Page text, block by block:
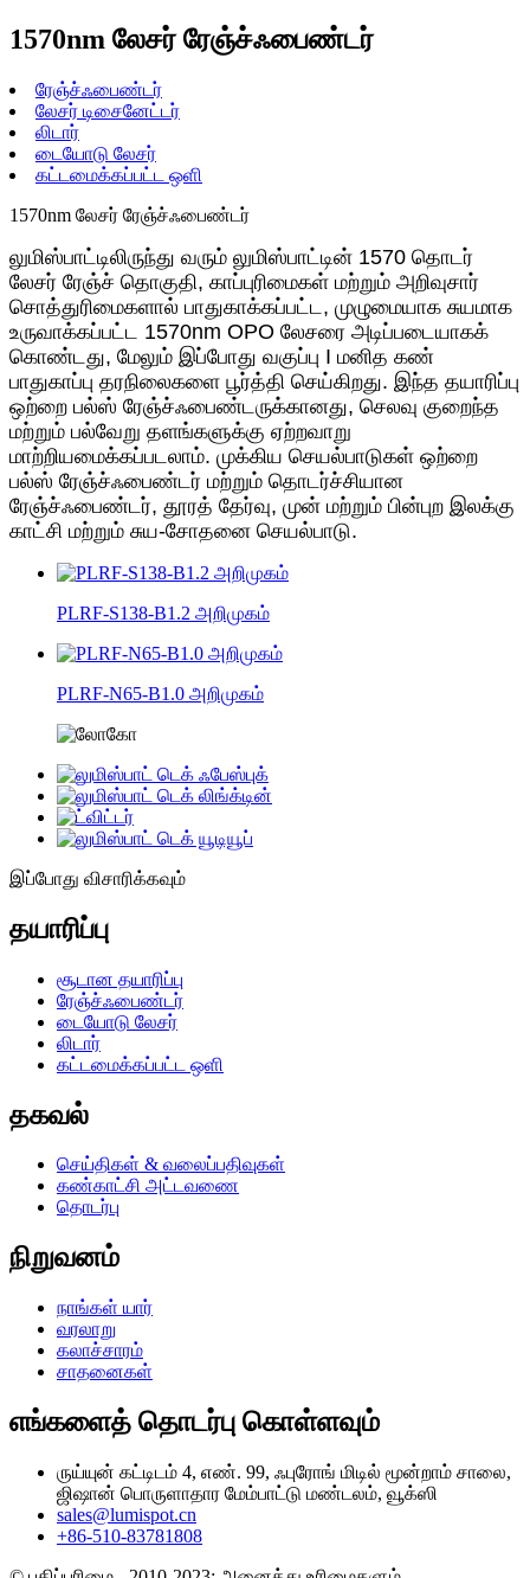
1570nm லேசர் ரேஞ்ச்ஃபைண்டர்
ரேஞ்ச்ஃபைண்டர்
லேசர் டிசைனேட்டர்
லிடார்
டையோடு லேசர்
கட்டமைக்கப்பட்ட ஒளி
1570nm லேசர் ரேஞ்ச்ஃபைண்டர்
லுமிஸ்பாட்டிலிருந்து வரும் லுமிஸ்பாட்டின் 1570 தொடர்
லேசர் ரேஞ்ச் தொகுதி, காப்புரிமைகள் மற்றும் அறிவுசார்
சொத்துரிமைகளால் பாதுகாக்கப்பட்ட, முழுமையாக சுயமாக
உருவாக்கப்பட்ட 1570nm OPO லேசரை அடிப்படையாகக்
கொண்டது, மேலும் இப்போது வகுப்பு I மனித கண்
பாதுகாப்பு தரநிலைகளை பூர்த்தி செய்கிறது. இந்த தயாரிப்பு
ஒற்றை பல்ஸ் ரேஞ்ச்ஃபைண்டருக்கானது, செலவு குறைந்த
மற்றும் பல்வேறு தளங்களுக்கு ஏற்றவாறு
மாற்றியமைக்கப்படலாம். முக்கிய செயல்பாடுகள் ஒற்றை
பல்ஸ் ரேஞ்ச்ஃபைண்டர் மற்றும் தொடர்ச்சியான
ரேஞ்ச்ஃபைண்டர், தூரத் தேர்வு, முன் மற்றும் பின்புற இலக்கு
காட்சி மற்றும் சுய-சோதனை செயல்பாடு.
PLRF-S138-B1.2 அறிமுகம்
PLRF-N65-B1.0 அறிமுகம்
இப்போது விசாரிக்கவும்
தயாரிப்பு
சூடான தயாரிப்பு
ரேஞ்ச்ஃபைண்டர்
டையோடு லேசர்
லிடார்
கட்டமைக்கப்பட்ட ஒளி
தகவல்
செய்திகள் & வலைப்பதிவுகள்
கண்காட்சி அட்டவணை
தொடர்பு
நிறுவனம்
நாங்கள் யார்
வரலாறு
கலாச்சாரம்
சாதனைகள்
எங்களைத் தொடர்பு கொள்ளவும்
ருய்யுன் கட்டிடம் 4, எண். 99, ஃபுரோங் மிடில் மூன்றாம் சாலை,
ஜிஷான் பொருளாதார மேம்பாட்டு மண்டலம், வூக்ஸி
sales@lumispot.cn
+86-510-83781808